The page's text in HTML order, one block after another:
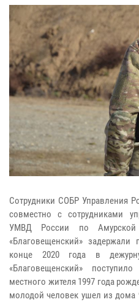
Сотрудники СОБР Управления
совместно с сотрудниками
УМВД России по
«Благовещенский»
конце 2020 года в
«Благовещенский»
местного жителя 1997 года
молодой человек ушел из дома